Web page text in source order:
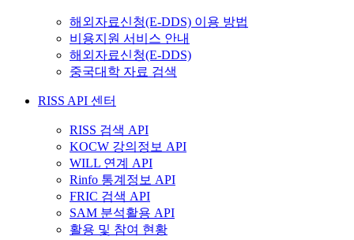
해외자료신청(E-DDS) 이용 방법
비용지원 서비스 안내
해외자료신청(E-DDS)
중국대학 자료 검색
RISS API 센터
RISS 검색 API
KOCW 강의정보 API
WILL 연계 API
Rinfo 통계정보 API
FRIC 검색 API
SAM 분석활용 API
활용 및 참여 현황